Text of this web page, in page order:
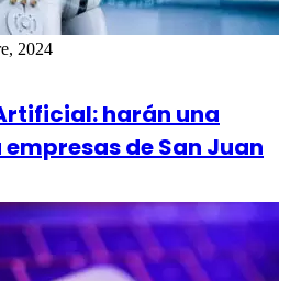
2024
harán una
de San Juan